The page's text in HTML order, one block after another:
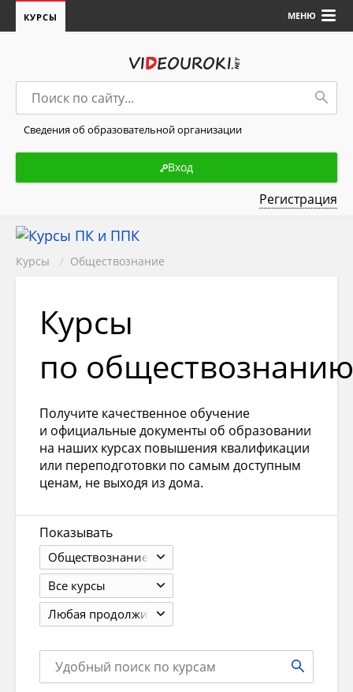
МЕНЮ
КУРСЫ
Сведения об образовательной организации
Вход
Регистрация
Курсы / Обществознание
Курсы
по обществознанию
Получите качественное обучение
и официальные документы об образовании
на наших курсах повышения квалификации
или переподготовки по самым доступным
ценам, не выходя из дома.
Показывать
Обществознание
Все курсы
Любая продолжит.